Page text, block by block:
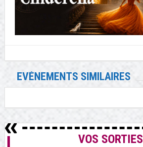
EVÉNEMENTS SIMILAIRES
VOS SORTIES